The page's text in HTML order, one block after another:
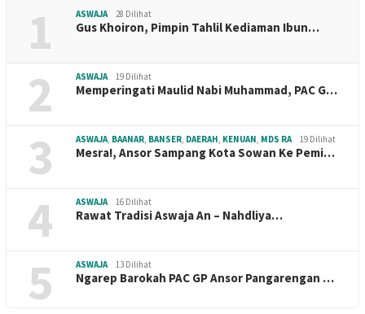
1 ASWAJA 28 Dilihat
Gus Khoiron, Pimpin Tahlil Kediaman Ibun…
2 ASWAJA 19 Dilihat
Memperingati Maulid Nabi Muhammad, PAC G…
3 ASWAJA, BAANAR, BANSER, DAERAH, KENUAN, MDS RA 19 Dilihat
Mesra!, Ansor Sampang Kota Sowan Ke Pemi…
4 ASWAJA 16 Dilihat
Rawat Tradisi Aswaja An – Nahdliya…
5 ASWAJA 13 Dilihat
Ngarep Barokah PAC GP Ansor Pangarengan …